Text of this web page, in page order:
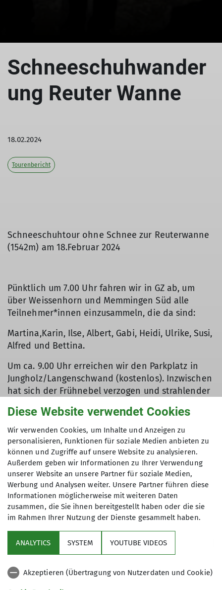
Schneeschuhwander
ung Reuter Wanne
18.02.2024
Tourenbericht
Schneeschuhtour ohne Schnee zur Reuterwanne
(1542m) am 18.Februar 2024
Pünktlich um 7.00 Uhr fahren wir in GZ ab, um
über Weissenhorn und Memmingen Süd alle
Teilnehmer*innen einzusammeln, die da sind:
Martina,Karin, Ilse, Albert, Gabi, Heidi, Ulrike, Susi,
Alfred und Bettina.
Um ca. 9.00 Uhr erreichen wir den Parkplatz in
Jungholz/Langenschwand (kostenlos). Inzwischen
hat sich der Frühnebel verzogen und strahlender
vorerst breiten und geteerten Wegen über den
Heuberg durch Wiesen und lockere Wälder mit
verstreuten kleinen Schneeharschfeldern auf den
Schattenseiten. Der Anstieg zum Gipfel der
Reuterwanne wird dann etwas steiler und auf der
Nordseite vereister. Gegen 11.30 Uhr sind wir am
Gipfel angelangt und genießen die wunderbare
Weitsicht mit Blick aufs Voralpenland und den
Grüntensee und auch die Berggruppen des
Gipfelbrotzeit tut gut beim sonnigen und milden
Wetter.
Über die Almwiesen steigen wir „Freestyle“ ab, bis
Diese Website verwendet Cookies
Wir verwenden Cookies, um Inhalte und Anzeigen zu
personalisieren, Funktionen für soziale Medien anbieten zu
können und Zugriffe auf unsere Website zu analysieren.
Außerdem geben wir Informationen zu Ihrer Verwendung
unserer Website an unsere Partner für soziale Medien,
Werbung und Analysen weiter. Unsere Partner führen diese
Informationen möglicherweise mit weiteren Daten
zusammen, die Sie ihnen bereitgestellt haben oder die sie
im Rahmen Ihrer Nutzung der Dienste gesammelt haben.
ANALYTICS SYSTEM YOUTUBE VIDEOS
Akzeptieren (Übertragung von Nutzerdaten und Cookie)